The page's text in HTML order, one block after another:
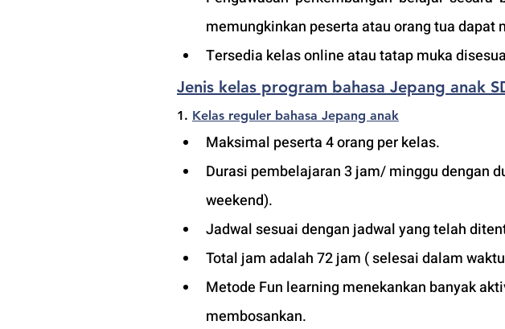
memungkinkan peserta atau orang tua
Tersedia kelas online atau tatap muka
Jenis kelas program bahasa Jepang anak
1. Kelas reguler bahasa Jepang anak
Maksimal peserta 4 orang per kelas.
Durasi pembelajaran 3 jam/ minggu dengan
weekend).
Jadwal sesuai dengan jadwal yang telah
Total jam adalah 72 jam ( selesai dalam
Metode Fun learning menekankan banyak
membosankan.